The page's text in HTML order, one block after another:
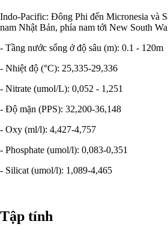
Indo-Pacific: Đông Phi đến Micronesia và
nam Nhật Bản, phía nam tới New South
- Tầng nước sống ở độ sâu (m): 0.1 - 120m
- Nhiệt độ (°C): 25,335-29,336
- Nitrate (umol/L): 0,052 - 1,251
- Độ mặn (PPS): 32,200-36,148
- Oxy (ml/l): 4,427-4,757
- Phosphate (umol/l): 0,083-0,351
- Silicat (umol/l): 1,089-4,465
Tập tính